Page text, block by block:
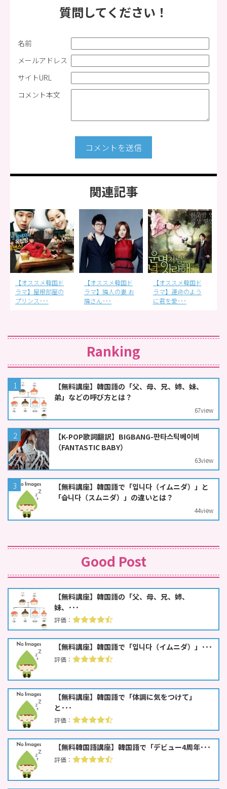
質問してください！
名前
メールアドレス
サイトURL
コメント本文
コメントを送信
関連記事
【オススメ韓国ド
ラマ】隣人の妻 お
隣さん･･･
【オススメ韓国ド
ラマ】運命のよう
に君を愛･･･
【オススメ韓国ド
ラマ】君の声が聞
こえる ･･･
Ranking
【無料講座】韓国語の「父、母、兄、姉、妹、
弟」などの呼び方とは？
67view
【K-POP歌詞翻訳】BIGBANG-판타스틱베이비
（FANTASTIC BABY）
63view
【無料講座】韓国語で「입니다（イムニダ）」と
「습니다（スムニダ）」の違いとは？
44view
Good Post
【無料講座】韓国語の「父、母、兄、姉、
妹、･･･
【無料講座】韓国語で「입니다（イムニダ）」･･･
【無料講座】韓国語で「体調に気をつけて」
と･･･
【無料韓国語講座】韓国語で「デビュー4周年･･･